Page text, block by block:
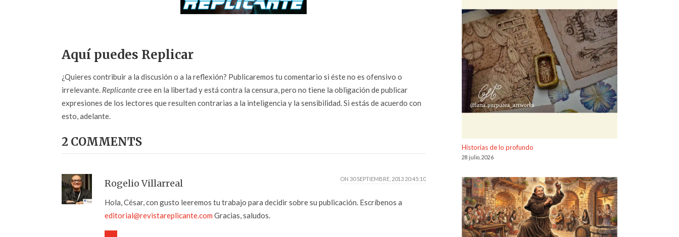
Aquí puedes Replicar
¿Quieres contribuir a la discusión o a la reflexión? Publicaremos tu comentario si éste no es ofensivo o
irrelevante. Replicantecree en la libertad y está contra la censura, pero no tiene la obligación de publicar
expresiones de los lectores que resulten contrarias a la inteligencia y la sensibilidad. Si estás de acuerdo con
esto, adelante.
2 COMMENTS
Rogelio Villarreal ON 30 SEPTIEMBRE, 2013 20:45:10
Hola, César, con gusto leeremos tu trabajo para decidir sobre su publicación. Escríbenos a
editorial@revistareplicante.com Gracias, saludos.
Historias de lo profundo
28 julio, 2026